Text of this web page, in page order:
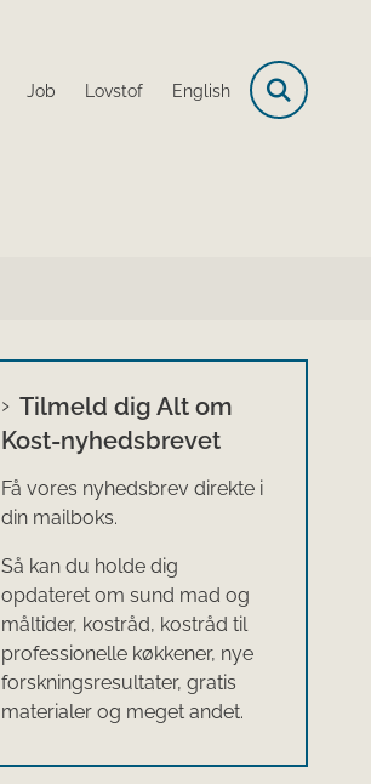
Job Lovstof English
Tilmeld dig Alt om
Kost-nyhedsbrevet
Få vores nyhedsbrev direkte i
din mailboks.
Så kan du holde dig
opdateret om sund mad og
måltider, kostråd, kostråd til
professionelle køkkener, nye
forskningsresultater, gratis
materialer og meget andet.